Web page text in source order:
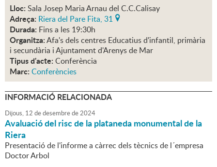
Lloc: Sala Josep Maria Arnau del C.C.Calisay
Adreça: Riera del Pare Fita, 31
Durada: Fins a les 19:30h
Organitza:Afa's dels centres Educatius d'infantil, primària
i secundària i Ajuntament d'Arenys de Mar
Tipus d'acte: Conferència
Marc: Conferències
INFORMACIÓ RELACIONADA
Dijous, 12 dedesembrede2024
Avaluació del risc de la plataneda monumental de la
Riera
Presentació de l'informe a càrrec dels tècnics de l´empresa
Doctor Arbol